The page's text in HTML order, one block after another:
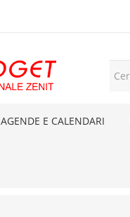
AGENDE E CALENDARI